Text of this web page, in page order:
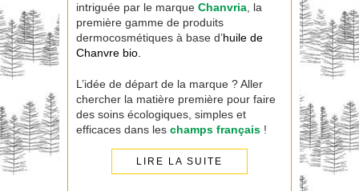
intriguée par le marque Chanvria, la
première gamme de produits
dermocosmétiques à base d’huile de
Chanvre bio.
L’idée de départ de la marque ? Aller
chercher la matière première pour faire
des soins écologiques, simples et
efficaces dans les champs français !
LIRE LA SUITE